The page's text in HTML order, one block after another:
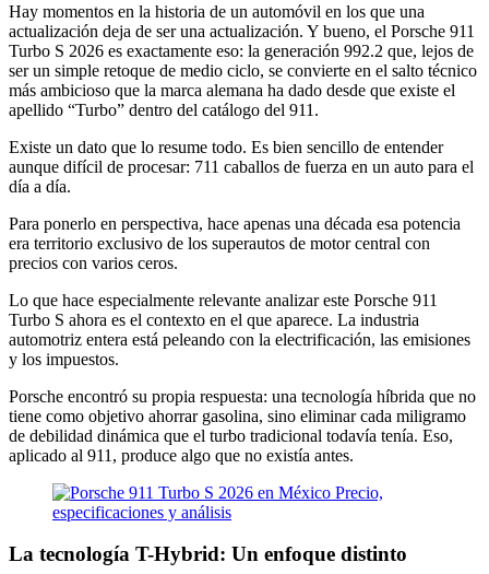
Hay momentos en la historia de un automóvil en los que una
actualización deja de ser una actualización. Y bueno, el Porsche 911
Turbo S 2026 es exactamente eso: la generación 992.2 que, lejos de
ser un simple retoque de medio ciclo, se convierte en el salto técnico
más ambicioso que la marca alemana ha dado desde que existe el
apellido “Turbo” dentro del catálogo del 911.
Existe un dato que lo resume todo. Es bien sencillo de entender
aunque difícil de procesar: 711 caballos de fuerza en un auto para el
día a día.
Para ponerlo en perspectiva, hace apenas una década esa potencia
era territorio exclusivo de los superautos de motor central con
precios con varios ceros.
Lo que hace especialmente relevante analizar este Porsche 911
Turbo S ahora es el contexto en el que aparece. La industria
automotriz entera está peleando con la electrificación, las emisiones
y los impuestos.
Porsche encontró su propia respuesta: una tecnología híbrida que no
tiene como objetivo ahorrar gasolina, sino eliminar cada miligramo
de debilidad dinámica que el turbo tradicional todavía tenía. Eso,
aplicado al 911, produce algo que no existía antes.
La tecnología T-Hybrid: Un enfoque distinto